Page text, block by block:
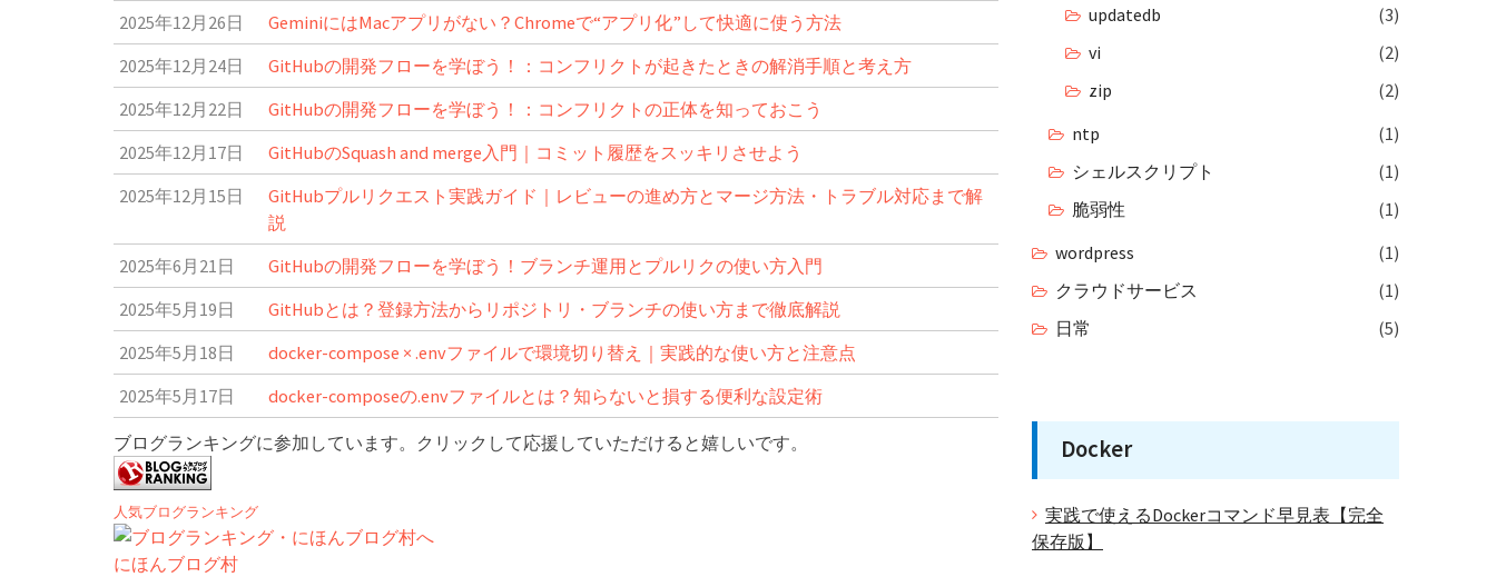
2025年12月26日
GeminiにはMacアプリがない？Chromeで“アプリ化”して快適に使う方法
2025年12月24日
GitHubの開発フローを学ぼう！：コンフリクトが起きたときの解消手順と考え方
2025年12月22日
GitHubの開発フローを学ぼう！：コンフリクトの正体を知っておこう
2025年12月17日
GitHubのSquash and merge入門｜コミット履歴をスッキリさせよう
2025年12月15日
GitHubプルリクエスト実践ガイド｜レビューの進め方とマージ方法・トラブル対応まで解
説
2025年6月21日
GitHubの開発フローを学ぼう！ブランチ運用とプルリクの使い方入門
2025年5月19日
GitHubとは？登録方法からリポジトリ・ブランチの使い方まで徹底解説
2025年5月18日
docker-compose × .envファイルで環境切り替え｜実践的な使い方と注意点
2025年5月17日
docker-composeの.envファイルとは？知らないと損する便利な設定術
ブログランキングに参加しています。クリックして応援していただけると嬉しいです。
人気ブログランキング
にほんブログ村
updatedb
(3)
vi
(2)
zip
(2)
ntp
(1)
シェルスクリプト
(1)
脆弱性
(1)
wordpress
(1)
クラウドサービス
(1)
日常
(5)
Docker
実践で使えるDockerコマンド早見表【完全
保存版】